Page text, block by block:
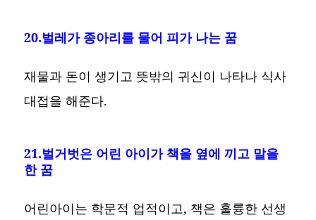
20.벌레가 종아리를 물어 피가 나는 꿈
재물과 돈이 생기고 뜻밖의 귀신이 나타나 식사
대접을 해준다.
21.벌거벗은 어린 아이가 책을 옆에 끼고 말을
한 꿈
어린아이는 학문적 업적이고, 책은 훌륭한 선생